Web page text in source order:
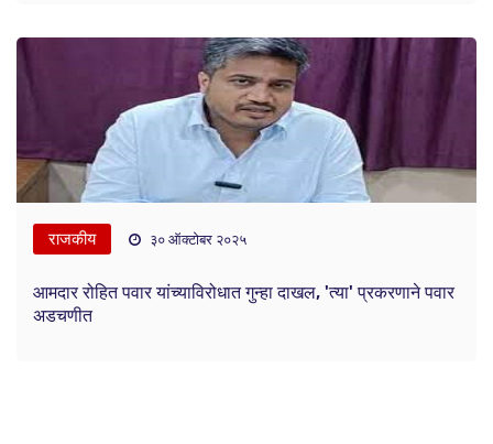
राजकीय ३० ऑक्टोबर २०२५
आमदार रोहित पवार यांच्याविरोधात गुन्हा दाखल, 'त्या' प्रकरणाने पवार
अडचणीत